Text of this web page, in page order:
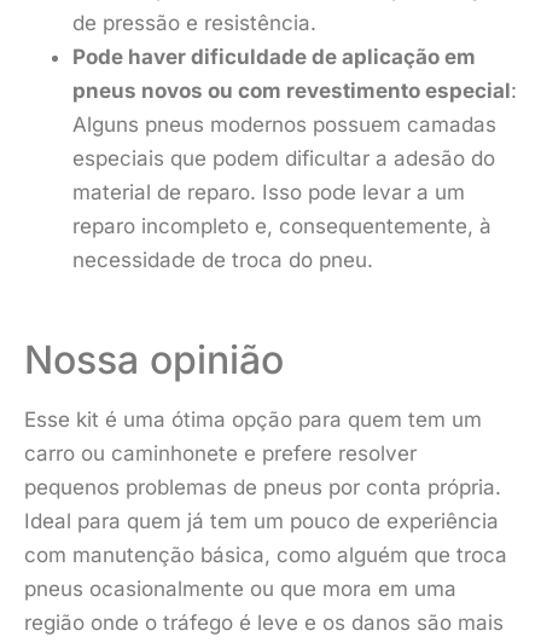
de pressão e resistência.
Pode haver dificuldade de aplicação em
pneus novos ou com revestimento especial:
Alguns pneus modernos possuem camadas
especiais que podem dificultar a adesão do
material de reparo. Isso pode levar a um
reparo incompleto e, consequentemente, à
necessidade de troca do pneu.
Nossa opinião
Esse kit é uma ótima opção para quem tem um
carro ou caminhonete e prefere resolver
pequenos problemas de pneus por conta própria.
Ideal para quem já tem um pouco de experiência
com manutenção básica, como alguém que troca
pneus ocasionalmente ou que mora em uma
região onde o tráfego é leve e os danos são mais